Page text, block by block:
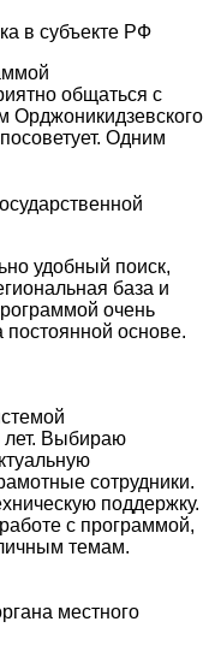
в субъекте РФ
общаться с
Орджоникидзевского
Одним
удобный поиск,
база и
очень
основе.
лет. Выбираю
сотрудники.
поддержку.
с программой,
темам.
местного